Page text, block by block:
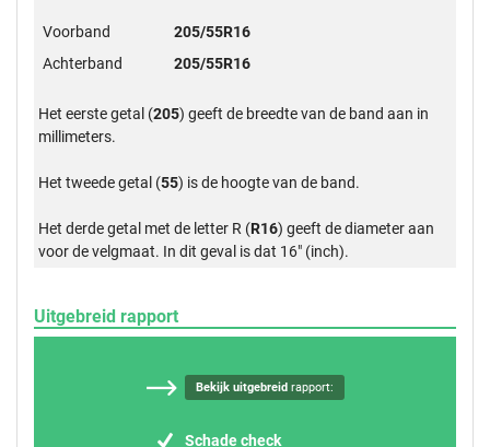
Voorband
205/55R16
Achterband
205/55R16
Het eerste getal (205) geeft de breedte van de band aan in
millimeters.
Het tweede getal (55) is de hoogte van de band.
Het derde getal met de letter R (R16) geeft de diameter aan
voor de velgmaat. In dit geval is dat 16" (inch).
Uitgebreid rapport
Bekijk uitgebreid rapport:
Schade check